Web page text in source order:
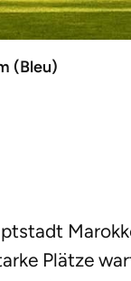
(Bleu)
Plätze